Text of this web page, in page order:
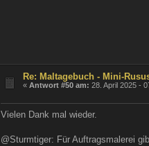
Re: Maltagebuch - Mini-
«Antwort #50 am: 28. April 2025 -
Vielen Dank mal wieder.
@Sturmtiger: Für Auftragsmalerei